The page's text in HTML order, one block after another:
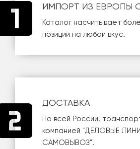
ИМПОРТ ИЗ ЕВРОПЫ С
Каталог насчитывает
позиций на любой вкус.
ДОСТАВКА
По всей России,
компанией "ДЕЛОВЫЕ
САМОВЫВОЗ".